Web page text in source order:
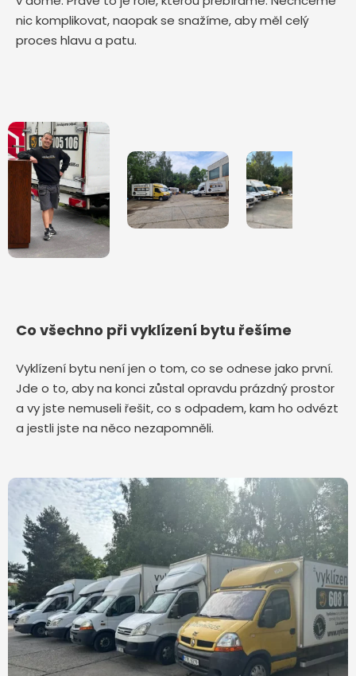
nic komplikovat, naopak se snažíme, aby měl celý
proces hlavu a patu.
Co všechno při vyklízení bytu řešíme
Vyklízení bytu není jen o tom, co se odnese jako první.
Jde o to, aby na konci zůstal opravdu prázdný prostor
a vy jste nemuseli řešit, co s odpadem, kam ho odvézt
a jestli jste na něco nezapomněli.